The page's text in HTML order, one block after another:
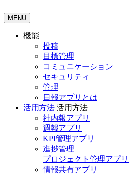
MENU
機能
投稿
目標管理
コミュニケーション
セキュリティ
管理
日報アプリとは
活用方法 活用方法
社内報アプリ
週報アプリ
KPI管理アプリ
進捗管理
プロジェクト管理アプリ
情報共有アプリ